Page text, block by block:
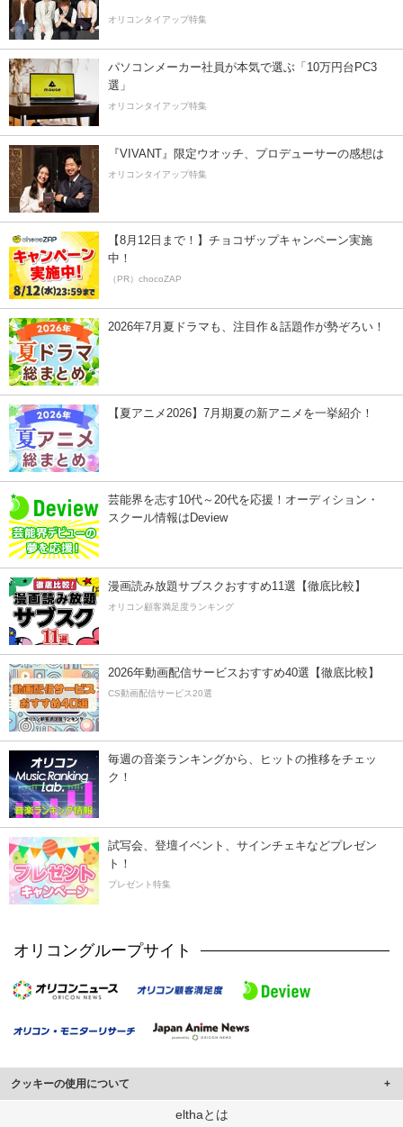
オリコンタイアップ特集
パソコンメーカー社員が本気で選ぶ「10万円台PC3
選」
オリコンタイアップ特集
『VIVANT』限定ウオッチ、プロデューサーの感想は
オリコンタイアップ特集
【8月12日まで！】チョコザップキャンペーン実施
中！
（PR）chocoZAP
2026年7月夏ドラマも、注目作＆話題作が勢ぞろい！
【夏アニメ2026】7月期夏の新アニメを一挙紹介！
芸能界を志す10代～20代を応援！オーディション・
スクール情報はDeview
漫画読み放題サブスクおすすめ11選【徹底比較】
オリコン顧客満足度ランキング
2026年動画配信サービスおすすめ40選【徹底比較】
CS動画配信サービス20選
毎週の音楽ランキングから、ヒットの推移をチェッ
ク！
試写会、登壇イベント、サインチェキなどプレゼン
ト！
プレゼント特集
オリコングループサイト
クッキーの使用について
このサイトでは Cookie を使用して、ユーザーに合わせたコンテンツや広告の
elthaとは